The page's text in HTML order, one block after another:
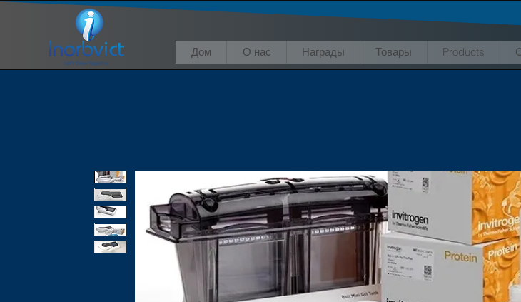
Дом О нас Награды Товары Products